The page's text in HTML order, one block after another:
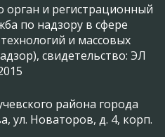
орган и регистрационный
по надзору в сфере
и массовых
свидетельство: ЭЛ
района города
ул. Новаторов, д. 4, корп.